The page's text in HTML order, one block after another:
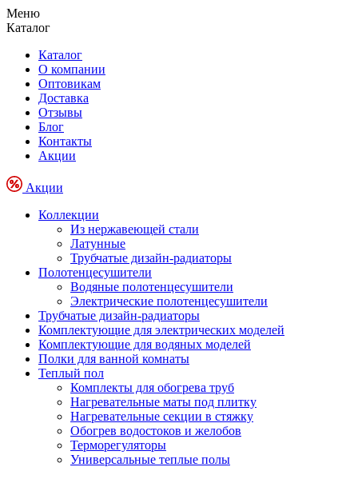
Меню
Каталог
Каталог
О компании
Оптовикам
Доставка
Отзывы
Блог
Контакты
Акции
Акции
Коллекции
Из нержавеющей стали
Латунные
Трубчатые дизайн-радиаторы
Полотенцесушители
Водяные полотенцесушители
Электрические полотенцесушители
Трубчатые дизайн-радиаторы
Комплектующие для электрических моделей
Комплектующие для водяных моделей
Полки для ванной комнаты
Теплый пол
Комплекты для обогрева труб
Нагревательные маты под плитку
Нагревательные секции в стяжку
Обогрев водостоков и желобов
Терморегуляторы
Универсальные теплые полы